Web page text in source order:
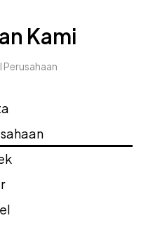
Kami
Perusahaan